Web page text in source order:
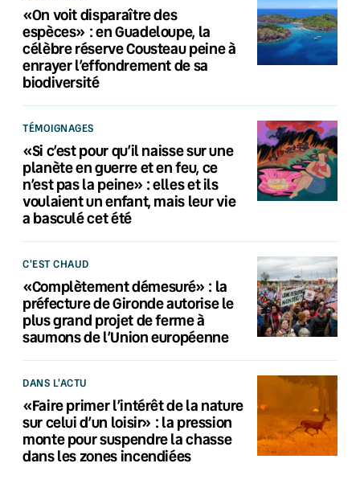
«On voit disparaître des
espèces» : en Guadeloupe, la
célèbre réserve Cousteau peine à
enrayer l’effondrement de sa
biodiversité
TÉMOIGNAGES
«Si c’est pour qu’il naisse sur une
planète en guerre et en feu, ce
n’est pas la peine» : elles et ils
voulaient un enfant, mais leur vie
a basculé cet été
C'EST CHAUD
«Complètement démesuré» : la
préfecture de Gironde autorise le
plus grand projet de ferme à
saumons de l’Union européenne
DANS L'ACTU
«Faire primer l’intérêt de la nature
sur celui d’un loisir» : la pression
monte pour suspendre la chasse
dans les zones incendiées